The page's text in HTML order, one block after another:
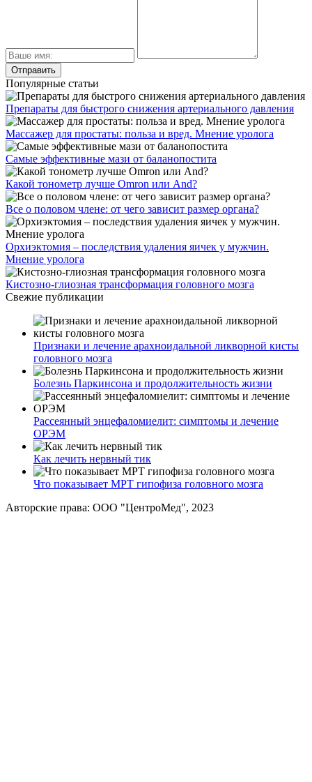
Популярные статьи
Препараты для быстрого снижения артериального давления
Массажер для простаты: польза и вред. Мнение уролога
Самые эффективные мази от баланопостита
Какой тонометр лучше Omron или And?
Все о половом члене: от чего зависит размер органа?
Орхиэктомия – последствия удаления яичек у мужчин.
Мнение уролога
Кистозно-глиозная трансформация головного мозга
Свежие публикации
Признаки и лечение арахноидальной ликворной кисты
головного мозга
Болезнь Паркинсона и продолжительность жизни
Рассеянный энцефаломиелит: симптомы и лечение
ОРЭМ
Как лечить нервный тик
Что показывает МРТ гипофиза головного мозга
Авторские права: ООО "ЦентроМед", 2023